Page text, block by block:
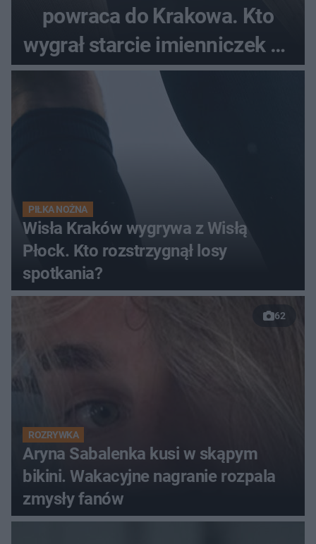
powraca do Krakowa. Kto
wygrał starcie imienniczek na
pełnym stadionie
PIŁKA NOŻNA
Wisła Kraków wygrywa z Wisłą
Płock. Kto rozstrzygnął losy
spotkania?
62
ROZRYWKA
Aryna Sabalenka kusi w skąpym
bikini. Wakacyjne nagranie rozpala
zmysły fanów